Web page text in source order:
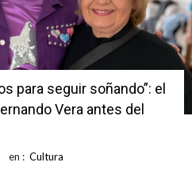
para seguir soñando”: el
Vera antes del
en : Cultura